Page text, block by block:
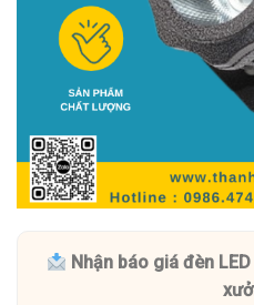
Nhận báo giá đèn